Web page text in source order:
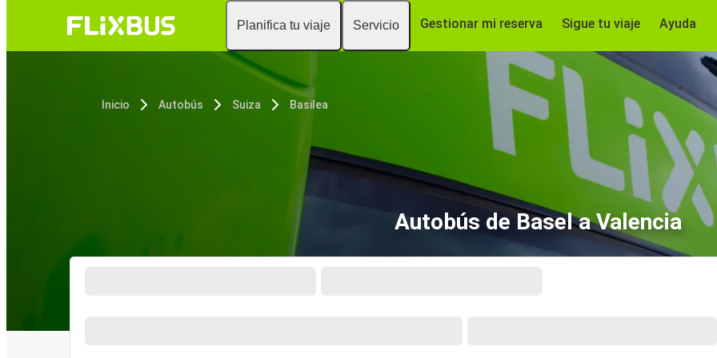
Planifica tu viaje Servicio Gestionar mi reserva Sigue tu viaje Ayuda
Inicio Autobús Suiza Basilea
Autobús de Basel a Valencia